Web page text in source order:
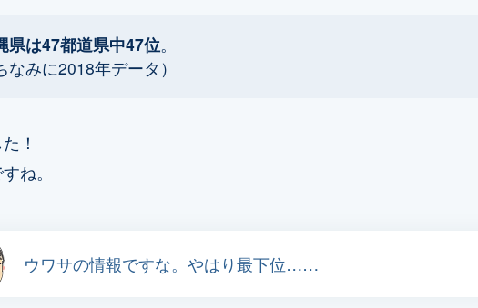
県は47都道県中47位。
なみに2018年データ）
！
ね。
ウワサの情報ですな。やはり最下位……